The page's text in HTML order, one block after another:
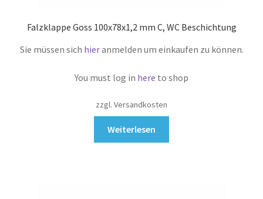
Falzklappe Goss 100x78x1,2 mm C, WC Beschichtung
Sie müssen sich hieranmelden um einkaufen zu können.
You must log in here to shop
zzgl. Versandkosten
Weiterlesen